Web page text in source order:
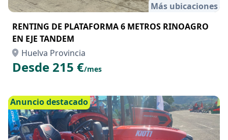
Más ubicaciones
RENTING DE PLATAFORMA 6 METROS RINOAGRO
EN EJE TANDEM
Huelva Provincia
Desde 215 €/mes
Anuncio destacado